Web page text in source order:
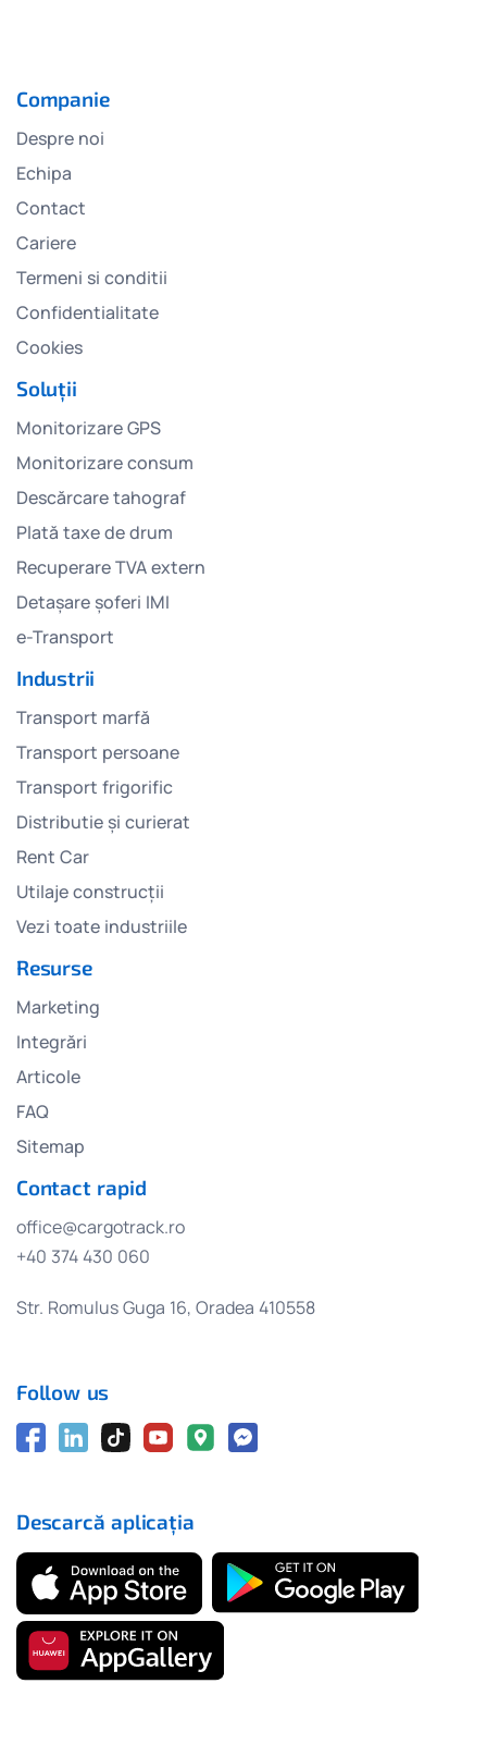
Companie
Despre noi
Echipa
Contact
Cariere
Termeni si conditii
Confidentialitate
Cookies
Soluții
Monitorizare GPS
Monitorizare consum
Descărcare tahograf
Plată taxe de drum
Recuperare TVA extern
Detașare șoferi IMI
e-Transport
Industrii
Transport marfă
Transport persoane
Transport frigorific
Distributie și curierat
Rent Car
Utilaje construcții
Vezi toate industriile
Resurse
Marketing
Integrări
Articole
FAQ
Sitemap
Contact rapid
office@cargotrack.ro
+40 374 430 060
Str. Romulus Guga 16, Oradea 410558
Follow us
Descarcă aplicația